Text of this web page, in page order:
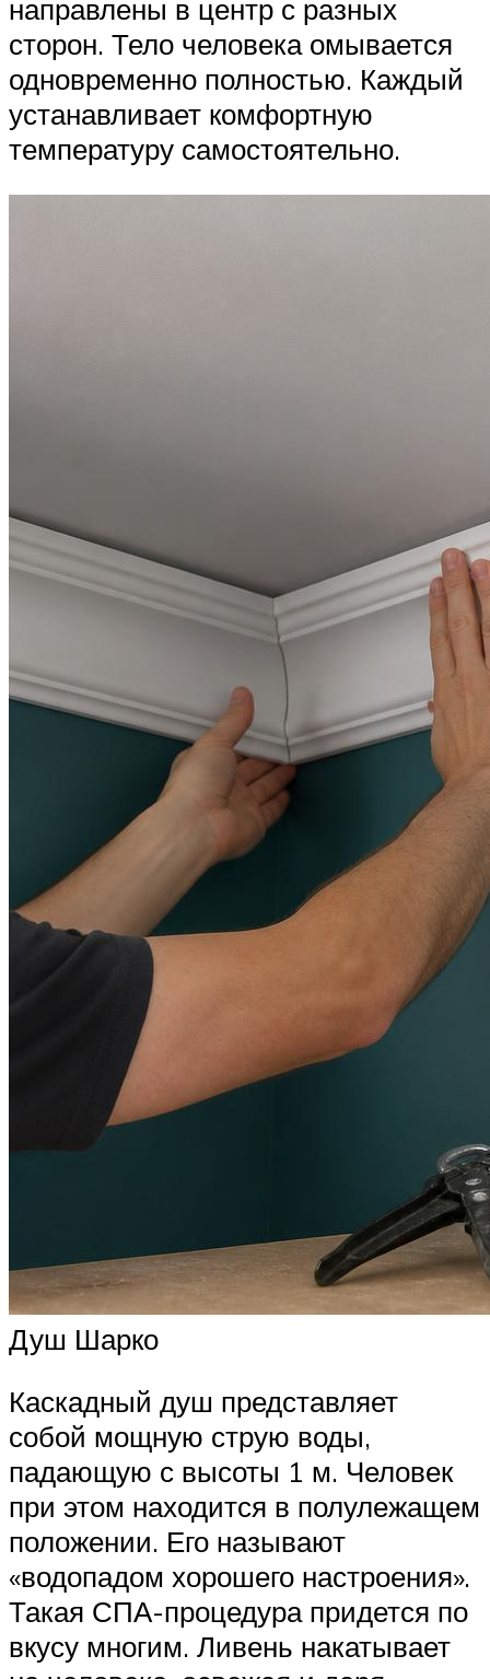
направлены в центр с разных
сторон. Тело человека омывается
одновременно полностью. Каждый
устанавливает комфортную
температуру самостоятельно.
Душ Шарко
Каскадный душ представляет
собой мощную струю воды,
падающую с высоты 1 м. Человек
при этом находится в полулежащем
положении. Его называют
«водопадом хорошего настроения».
Такая СПА-процедура придется по
вкусу многим. Ливень накатывает